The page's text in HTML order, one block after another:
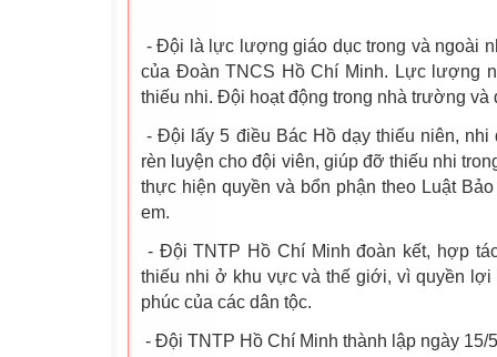
- Đội là lực lượng giáo dục trong và ngoài
của Đoàn TNCS Hồ Chí Minh. Lực lượng
thiếu nhi. Đội hoạt động trong nhà trường và
- Đội lấy 5 điều Bác Hồ dạy thiếu niên, nhi
rèn luyện cho đội viên, giúp đỡ thiếu nhi
thực hiện quyền và bổn phận theo Luật
em.
- Đội TNTP Hồ Chí Minh đoàn kết, hợp
thiếu nhi ở khu vực và thế giới, vì quyền lợi
phúc của các dân tộc.
- Đội TNTP Hồ Chí Minh thành lập ngày 15/